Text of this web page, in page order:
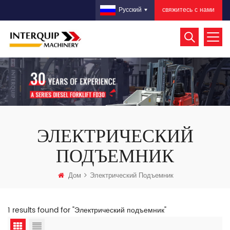
свяжитесь с нами
Русский
ЭЛЕКТРИЧЕСКИЙ
ПОДЪЕМНИК
Дом Электрический Подъемник
1 results found for "Электрический подъемник"